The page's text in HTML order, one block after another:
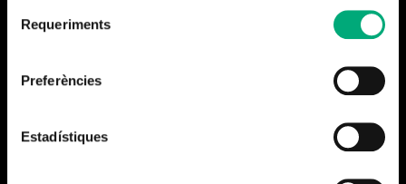
Requeriments
Preferències
Estadístiques